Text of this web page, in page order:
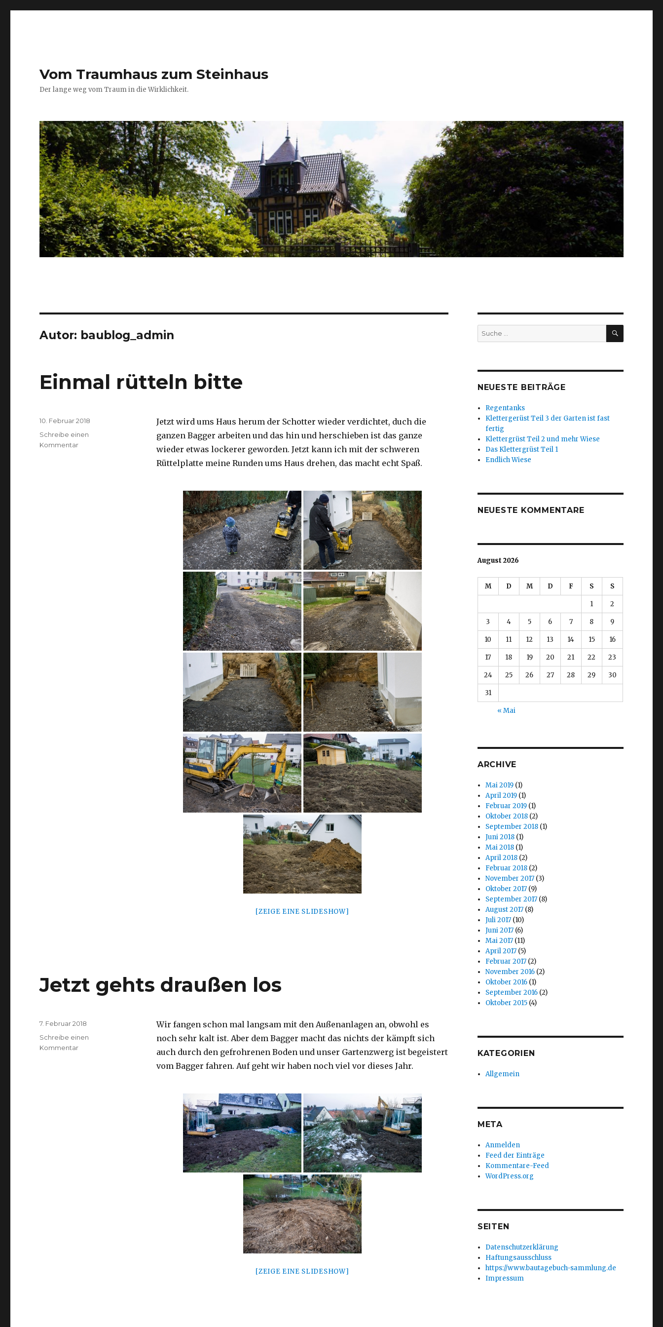
Vom Traumhaus zum Steinhaus
Der lange weg vom Traum in die Wirklichkeit.
Autor: baublog_admin
Einmal rütteln bitte
Jetzt wird ums Haus herum der Schotter wieder verdichtet, duch die
ganzen Bagger arbeiten und das hin und herschieben ist das ganze
wieder etwas lockerer geworden. Jetzt kann ich mit der schweren
Rüttelplatte meine Runden ums Haus drehen, das macht echt Spaß.
[ZEIGE EINE SLIDESHOW]
Veröffentlicht
am
10. Februar 2018
Schreibe einen
Kommentarzu
Jetzt gehts draußen los
Wir fangen schon mal langsam mit den Außenanlagen an, obwohl es
noch sehr kalt ist. Aber dem Bagger macht das nichts der kämpft sich
auch durch den gefrohrenen Boden und unser Gartenzwerg ist begeistert
vom Bagger fahren. Auf geht wir haben noch viel vor dieses Jahr.
[ZEIGE EINE SLIDESHOW]
Veröffentlicht
am
7. Februar 2018
Schreibe einen
Kommentarzu
Suche
nach:
SUCHEN
NEUESTE BEITRÄGE
Regentanks
Klettergerüst Teil 3 der Garten ist fast
fertig
Klettergrüst Teil 2 und mehr Wiese
Das Klettergrüst Teil 1
Endlich Wiese
NEUESTE KOMMENTARE
August 2026
M D M D F S S
1 2
3 4 5 6 7 8 9
10 11 12 13 14 15 16
17 18 19 20 21 22 23
24 25 26 27 28 29 30
31
« Mai
ARCHIVE
Mai 2019 (1)
April 2019 (1)
Februar 2019 (1)
Oktober 2018 (2)
September 2018 (1)
Juni 2018 (1)
Mai 2018 (1)
April 2018 (2)
Februar 2018 (2)
November 2017 (3)
Oktober 2017 (9)
September 2017 (8)
August 2017 (8)
Juli 2017 (10)
Juni 2017 (6)
Mai 2017 (11)
April 2017 (5)
Februar 2017 (2)
November 2016 (2)
Oktober 2016 (1)
September 2016 (2)
Oktober 2015 (4)
KATEGORIEN
Allgemein
META
Anmelden
Feed der Einträge
Kommentare-Feed
WordPress.org
SEITEN
Datenschutzerklärung
Haftungsausschluss
https://www.bautagebuch-sammlung.de
Impressum